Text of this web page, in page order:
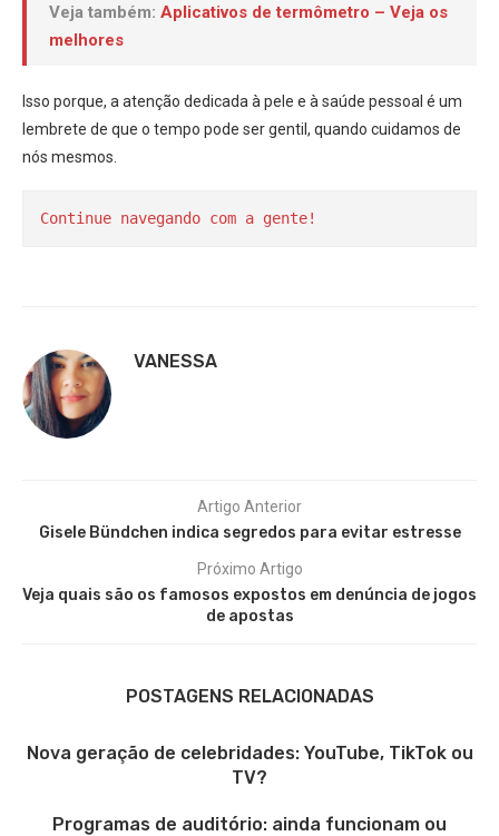
Veja também: Aplicativos de termômetro – Veja os
melhores
Isso porque, a atenção dedicada à pele e à saúde pessoal é um
lembrete de que o tempo pode ser gentil, quando cuidamos de
nós mesmos.
Continue navegando com a gente!
VANESSA
Artigo Anterior
Gisele Bündchen indica segredos para evitar estresse
Próximo Artigo
Veja quais são os famosos expostos em denúncia de jogos
de apostas
POSTAGENS RELACIONADAS
Nova geração de celebridades: YouTube, TikTok ou
TV?
Programas de auditório: ainda funcionam ou